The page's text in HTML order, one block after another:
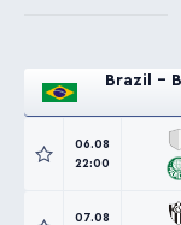
Brazil -
06.08
22:00
07.08